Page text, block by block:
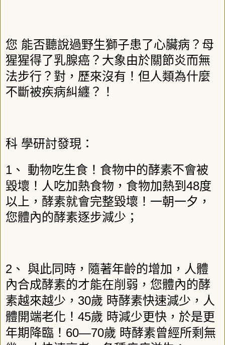
您 能否聽說過野生獅子患了心臟病？母
猩猩得了乳腺癌？大象由於關節炎而無
法步行？對，歷來沒有！但人類為什麼
不斷被疾病糾纏？！
科 學研討發現：
1 、
動物吃生食！食物中的酵素不會被
毀壞！人吃加熱食物，食物加熱到 48度
以上，酵素就會完整毀壞！一朝一夕，
您體內的酵素逐步減少；
2 、
與此同時，隨著年齡的增加，人體
內合成酵素的才能在削弱，您體內的酵
素越來越少， 30歲 時酵素快速減少，人
體開端老化！ 45歲 時減少更快，於是更
年期降臨！ 60―70歲 時酵素曾經所剩無